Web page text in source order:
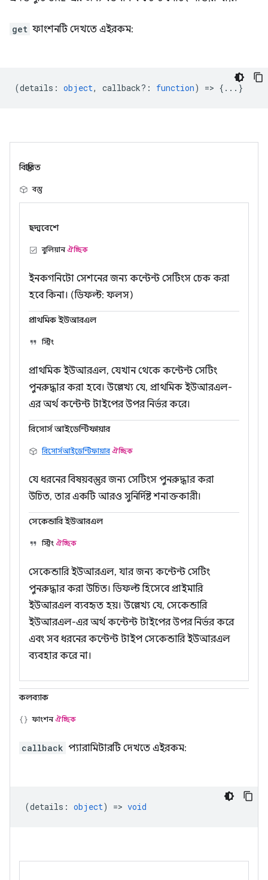
get ফাংশনটি দেখতে এইরকম:
(details : object, callback? : function) => {...}
বিস্তারিত
বস্তু
ছদ্মবেশে
বুলিয়ানঐচ্ছিক
ইনকগনিটো সেশনের জন্য কন্টেন্ট সেটিংস চেক করা
হবে কিনা। (ডিফল্ট: ফলস)
প্রাথমিক ইউআরএল
স্ট্রিং
প্রাথমিক ইউআরএল, যেখান থেকে কন্টেন্ট সেটিং
পুনরুদ্ধার করা হবে। উল্লেখ্য যে, প্রাথমিক ইউআরএল-
এর অর্থ কন্টেন্ট টাইপের উপর নির্ভর করে।
রিসোর্স আইডেন্টিফায়ার
রিসোর্সআইডেন্টিফায়ার ঐচ্ছিক
যে ধরনের বিষয়বস্তুর জন্য সেটিংস পুনরুদ্ধার করা
উচিত, তার একটি আরও সুনির্দিষ্ট শনাক্তকারী।
সেকেন্ডারি ইউআরএল
স্ট্রিং ঐচ্ছিক
সেকেন্ডারি ইউআরএল, যার জন্য কন্টেন্ট সেটিং
পুনরুদ্ধার করা উচিত। ডিফল্ট হিসেবে প্রাইমারি
ইউআরএল ব্যবহৃত হয়। উল্লেখ্য যে, সেকেন্ডারি
ইউআরএল-এর অর্থ কন্টেন্ট টাইপের উপর নির্ভর করে
এবং সব ধরনের কন্টেন্ট টাইপ সেকেন্ডারি ইউআরএল
ব্যবহার করে না।
কলব্যাক
ফাংশনঐচ্ছিক
callback প্যারামিটারটি দেখতে এইরকম:
(details : object) => void